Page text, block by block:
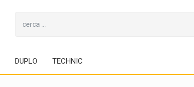
DUPLO TECHNIC